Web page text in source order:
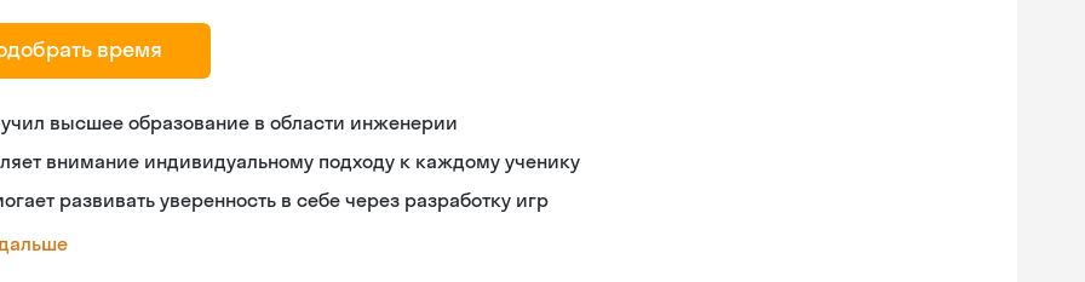
время
высшее образование в области инженерии
внимание индивидуальному подходу к каждому ученику
развивать уверенность в себе через разработку игр